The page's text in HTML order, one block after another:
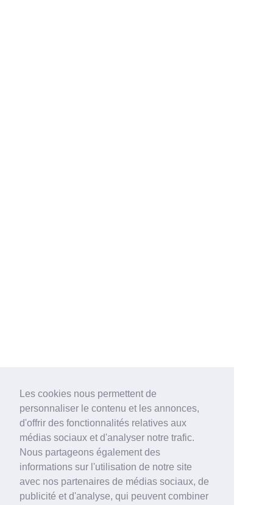
Les cookies nous permettent de
personnaliser le contenu et les annonces,
d'offrir des fonctionnalités relatives aux
médias sociaux et d'analyser notre trafic.
Nous partageons également des
informations sur l'utilisation de notre site
avec nos partenaires de médias sociaux, de
publicité et d'analyse, qui peuvent combiner